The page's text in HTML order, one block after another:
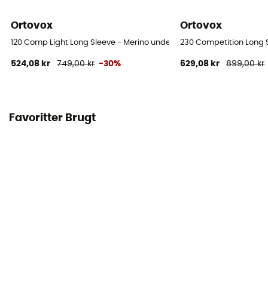
Ortovox
120 Comp Light Long Sleeve - Merino undertøj Herrer
524,08 kr 749,00 kr -30%
Ortovox
230 Competition Long
629,08 kr 899,00 kr
Favoritter Brugt